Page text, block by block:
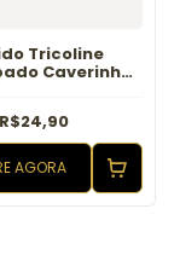
Tricoline
Caverinha
R$24,90
AGORA